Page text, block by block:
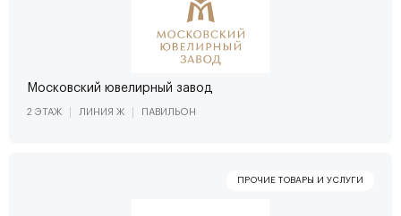
Московский ювелирный завод
2 ЭТАЖ ЛИНИЯ Ж ПАВИЛЬОН